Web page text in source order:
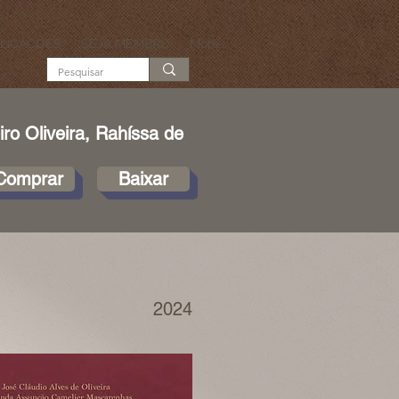
SEJA MEMBRO More...
Oliveira, Rahíssa de
Baixar
2024